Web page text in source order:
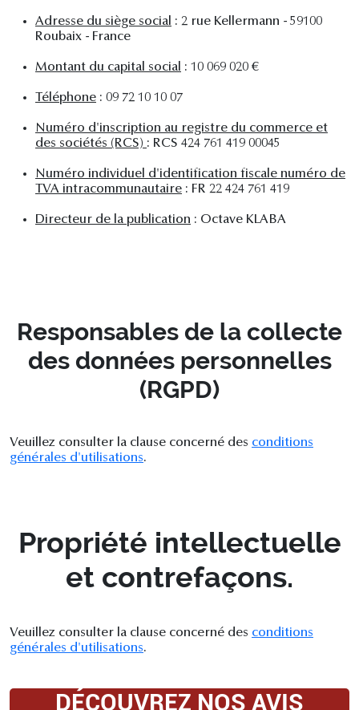
Adresse du siège social : 2 rue Kellermann - 59100
Roubaix - France
Montant du capital social : 10 069 020 €
Téléphone : 09 72 10 10 07
Numéro d'inscription au registre du commerce et
des sociétés (RCS) : RCS 424 761 419 00045
Numéro individuel d'identification fiscale numéro de
TVA intracommunautaire : FR 22 424 761 419
Directeur de la publication : Octave KLABA
Responsables de la collecte
des données personnelles
(RGPD)
Veuillez consulter la clause concerné des conditions
générales d'utilisations.
Propriété intellectuelle
et contrefaçons.
Veuillez consulter la clause concerné des conditions
générales d'utilisations.
DÉCOUVREZ NOS AVIS